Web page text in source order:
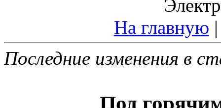
На главную
Последние изменения в
Под